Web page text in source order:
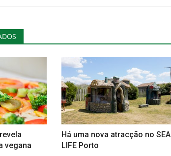
vegana
Há uma nova atracção no SEA
LIFE Porto